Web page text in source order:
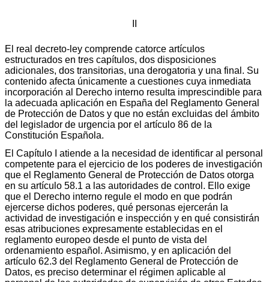
El real decreto-ley comprende catorce artículos
estructurados en tres capítulos, dos disposiciones
adicionales, dos transitorias, una derogatoria y una final. Su
contenido afecta únicamente a cuestiones cuya inmediata
incorporación al Derecho interno resulta imprescindible para
la adecuada aplicación en España del Reglamento General
de Protección de Datos y que no están excluidas del ámbito
del legislador de urgencia por el artículo 86 de la
Constitución Española.
El Capítulo I atiende a la necesidad de identificar al personal
competente para el ejercicio de los poderes de investigación
que el Reglamento General de Protección de Datos otorga
en su artículo 58.1 a las autoridades de control. Ello exige
que el Derecho interno regule el modo en que podrán
ejercerse dichos poderes, qué personas ejercerán la
actividad de investigación e inspección y en qué consistirán
esas atribuciones expresamente establecidas en el
reglamento europeo desde el punto de vista del
ordenamiento español. Asimismo, y en aplicación del
artículo 62.3 del Reglamento General de Protección de
Datos, es preciso determinar el régimen aplicable al